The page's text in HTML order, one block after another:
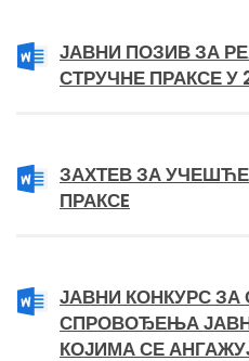
ЈАВНИ ПОЗИВ ЗА
СТРУЧНЕ ПРАКСЕ У
ЗАХТЕВ ЗА
ПРАКСE
ЈАВНИ КОНКУРС
СПРОВОЂЕЊА
КОЈИМА СЕ